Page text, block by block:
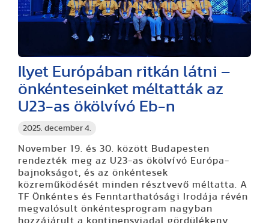
2025. december 4.
Ilyet Európában ritkán látni –
önkénteseinket méltatták az
U23-as ökölvívó Eb-n
November 19. és 30. között Budapesten
rendezték meg az U23-as ökölvívó Európa-
bajnokságot, és az önkéntesek
közreműködését minden résztvevő méltatta. A
TF Önkéntes és Fenntarthatósági Irodája révén
megvalósult önkéntesprogram nagyban
hozzájárult a kontinensviadal gördülékeny